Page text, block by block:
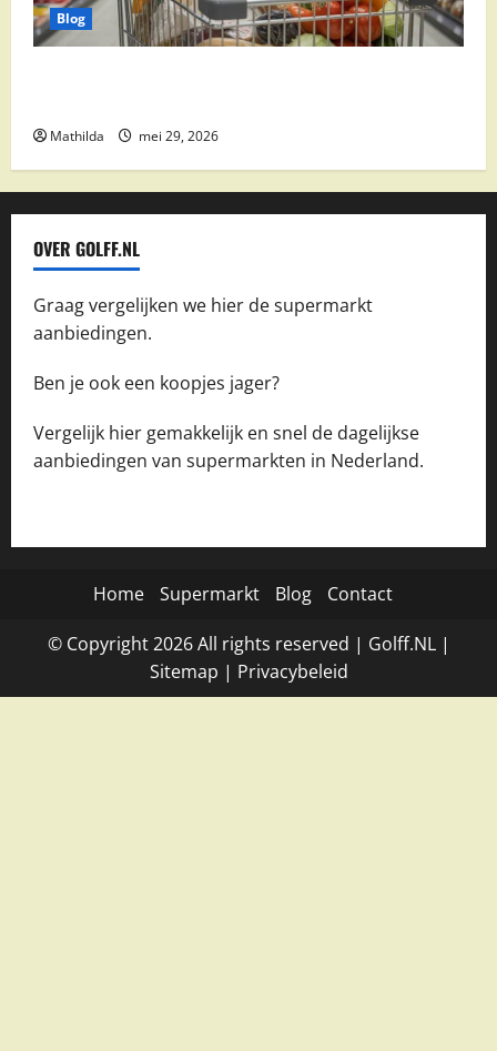
Blog
Mathilda mei 29, 2026
OVER GOLFF.NL
Graag vergelijken we hier de supermarkt
aanbiedingen.
Ben je ook een koopjes jager?
Vergelijk hier gemakkelijk en snel de dagelijkse
aanbiedingen van supermarkten in Nederland.
Home Supermarkt Blog Contact
© Copyright2026All rights reserved | Golff.NL|
Sitemap | Privacybeleid